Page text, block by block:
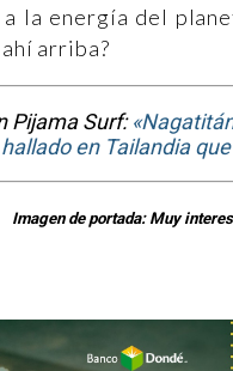
a la energía del
arriba?
Pijama Surf:
en Tailandia
Imagen de portada: Muy